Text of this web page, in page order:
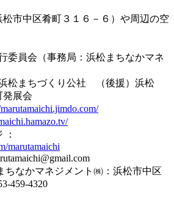
市中区肴町３１６－６）や周辺の空
委員会（事務局：浜松まちなかマネ
松まちづくり公社 （後援）浜松
発展会
marutamaichi
ちなかマネジメント㈱：浜松市中区
459-4320